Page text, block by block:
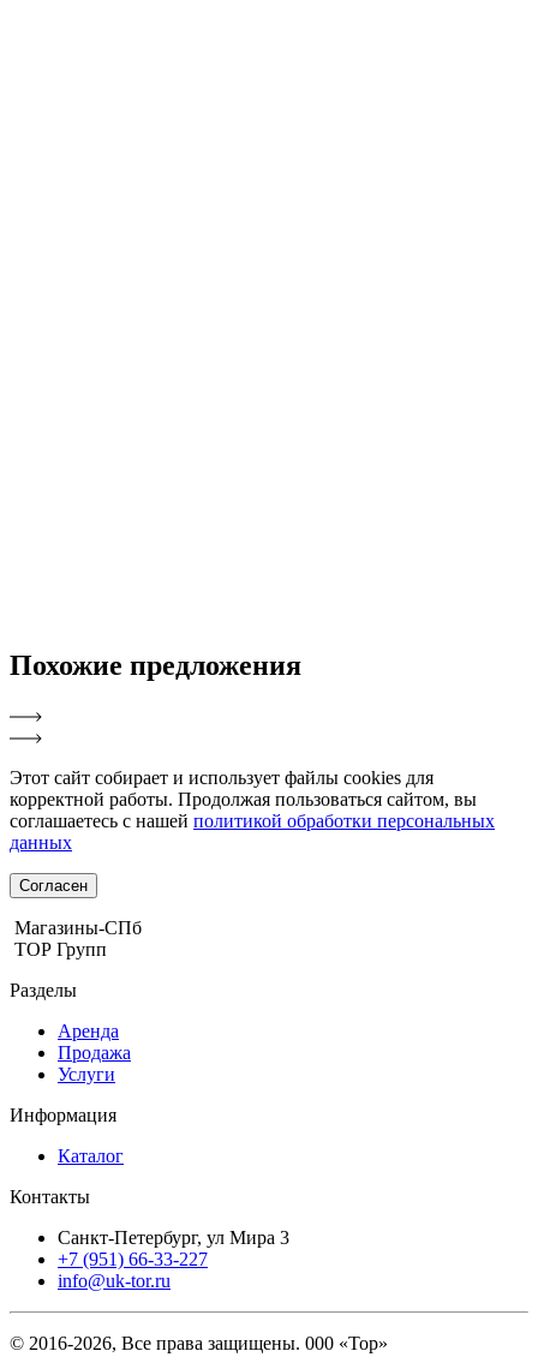
Похожие предложения
Этот сайт собирает и использует файлы cookies для
корректной работы. Продолжая пользоваться сайтом, вы
соглашаетесь с нашей политикой обработки персональных
данных
Согласен
Магазины-СПб
ТОР Групп
Разделы
Аренда
Продажа
Услуги
Информация
Каталог
Контакты
Санкт-Петербург, ул Мира 3
+7 (951) 66-33-227
info@uk-tor.ru
© 2016-2026, Все права защищены. 000 «Тор»